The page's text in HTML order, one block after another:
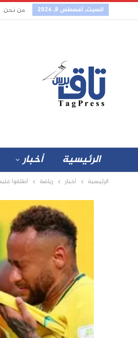
السبت, أغسطس 8, 2026 من نحن
الرئيسية أخبار
الرئيسية أخبار رياضة أطلقوا